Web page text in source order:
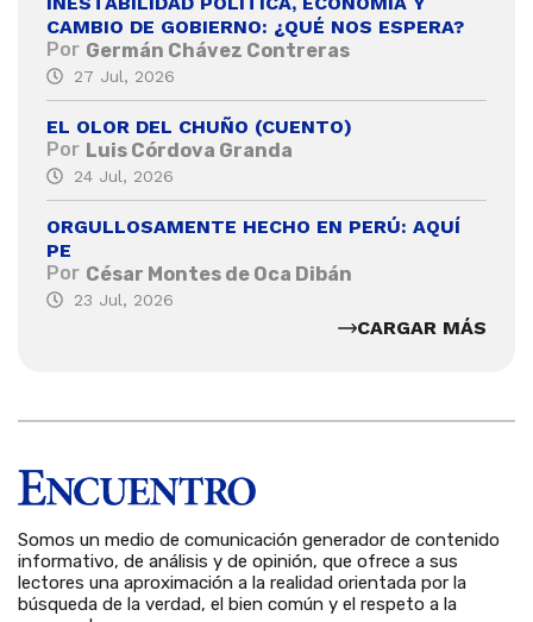
CAMBIO DE GOBIERNO: ¿QUÉ NOS ESPERA?
Por Germán Chávez Contreras
27 Jul, 2026
EL OLOR DEL CHUÑO (CUENTO)
Por Luis Córdova Granda
24 Jul, 2026
ORGULLOSAMENTE HECHO EN PERÚ: AQUÍ
PE
Por César Montes de Oca Dibán
23 Jul, 2026
CARGAR MÁS
Somos un medio de comunicación generador de contenido
informativo, de análisis y de opinión, que ofrece a sus
lectores una aproximación a la realidad orientada por la
búsqueda de la verdad, el bien común y el respeto a la